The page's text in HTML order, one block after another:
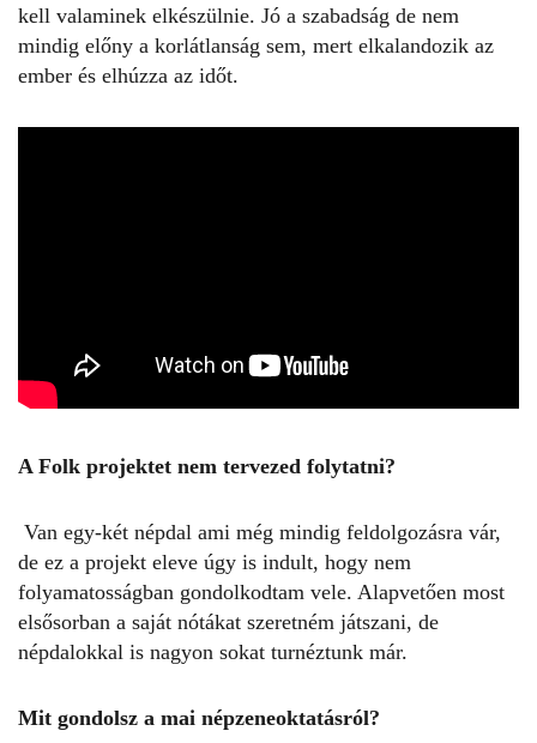
kell valaminek elkészülnie. Jó a szabadság de nem
mindig előny a korlátlanság sem, mert elkalandozik az
ember és elhúzza az időt.
A Folk projektet nem tervezed folytatni?
Van egy-két népdal ami még mindig feldolgozásra vár,
de ez a projekt eleve úgy is indult, hogy nem
folyamatosságban gondolkodtam vele. Alapvetően most
elsősorban a saját nótákat szeretném játszani, de
népdalokkal is nagyon sokat turnéztunk már.
Mit gondolsz a mai népzeneoktatásról?